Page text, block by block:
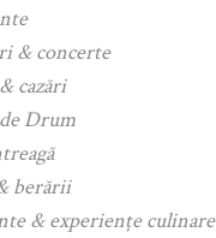
& concerte
cazări
Drum
berării
& experiențe culinare